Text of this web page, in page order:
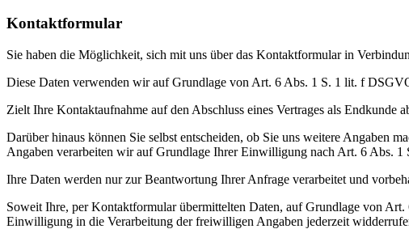
Kontaktformular
Sie haben die Möglichkeit, sich mit uns über das Kontaktformular in
Diese Daten verwenden wir auf Grundlage von Art. 6 Abs. 1 S. 1 lit. f
Zielt Ihre Kontaktaufnahme auf den Abschluss eines Vertrages als
Darüber hinaus können Sie selbst entscheiden, ob Sie uns weitere
Angaben verarbeiten wir auf Grundlage Ihrer Einwilligung nach Art. 6 Abs.
Ihre Daten werden nur zur Beantwortung Ihrer Anfrage verarbeitet und
Soweit Ihre, per Kontaktformular übermittelten Daten, auf Grundlage von
Einwilligung in die Verarbeitung der freiwilligen Angaben jederzeit